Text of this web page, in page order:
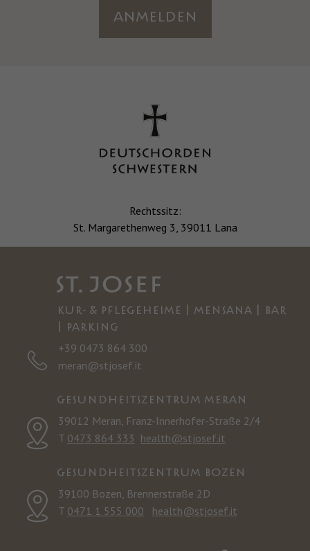
Anmelden
Rechtssitz:
St. Margarethenweg 3, 39011 Lana
KUR- & PFLEGEHEIME | MENSANA | BAR
| PARKING
+39 0473 864 300
meran@stjosef.it
GESUNDHEITSZENTRUM MERAN
39012 Meran, Franz-Innerhofer-Straße 2/4
T 0473 864 333 health@stjosef.it
GESUNDHEITSZENTRUM BOZEN
39100 Bozen, Brennerstraße 2D
T 0471 1 555 000 health@stjosef.it